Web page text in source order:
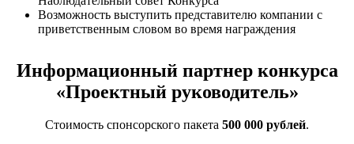
Возможность выступить представителю компании с
приветственным словом во время награждения
Информационный партнер конкурса
«Проектный руководитель»
Стоимость спонсорского пакета 500 000 рублей.